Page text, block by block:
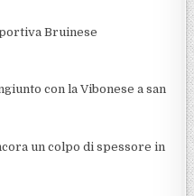
Bruinese
con la Vibonese a san
un colpo di spessore in